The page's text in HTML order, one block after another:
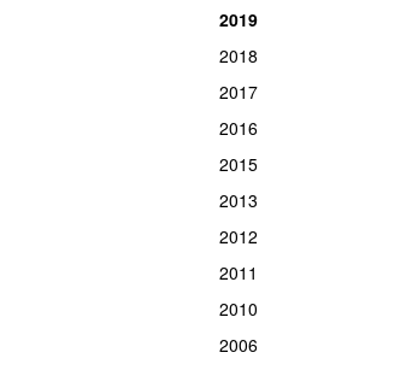
2019
2018
2017
2016
2015
2013
2012
2011
2010
2006